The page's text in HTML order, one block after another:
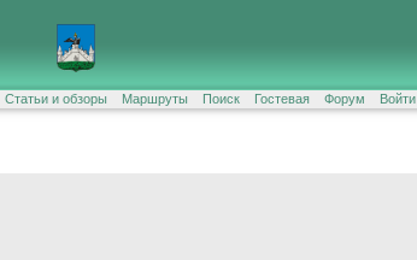
Статьи и обзоры Маршруты Поиск Гостевая Форум Войти